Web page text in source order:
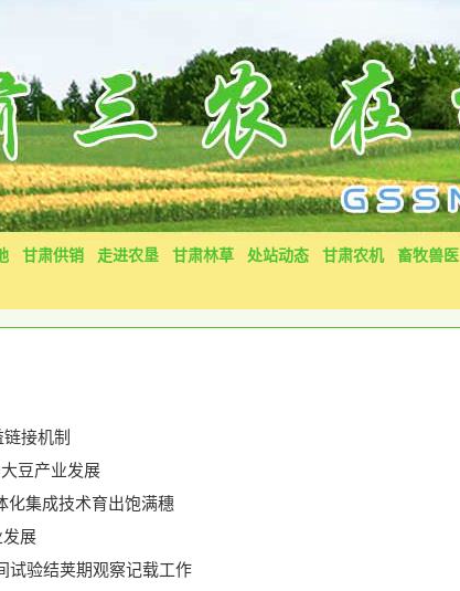
甘肃供销 走进农垦 甘肃林草 处站动态 甘肃农机 畜牧兽医
接机制
豆产业发展
化集成技术育出饱满穗
展
试验结荚期观察记载工作